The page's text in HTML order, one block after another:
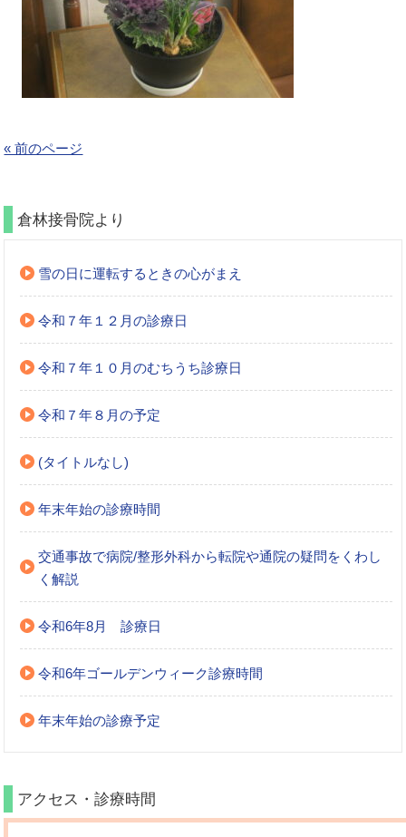
« 前のページ
倉林接骨院より
雪の日に運転するときの心がまえ
令和７年１２月の診療日
令和７年１０月のむちうち診療日
令和７年８月の予定
(タイトルなし)
年末年始の診療時間
交通事故で病院/整形外科から転院や通院の疑問をくわし
く解説
令和6年8月 診療日
令和6年ゴールデンウィーク診療時間
年末年始の診療予定
アクセス・診療時間